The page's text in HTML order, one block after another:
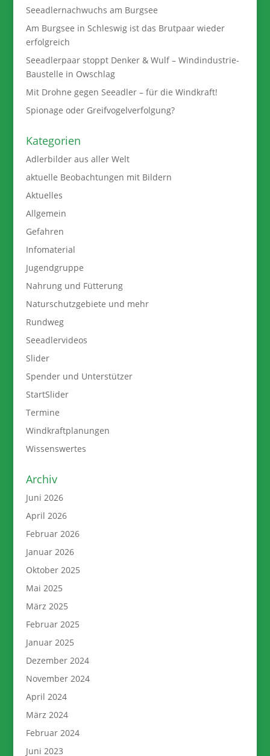
Seeadlernachwuchs am Burgsee
Am Burgsee in Schleswig ist das Brutpaar wieder
erfolgreich
Seeadlerpaar stoppt Denker & Wulf – Windindustrie-
Baustelle in Owschlag
Mit Drohne gegen Seeadler – für die Windkraft!
Spionage oder Greifvogelverfolgung?
Kategorien
Adlerbilder aus aller Welt
aktuelle Beobachtungen mit Bildern
Aktuelles
Allgemein
Gefahren
Infomaterial
Jugendgruppe
Nahrung und Fütterung
Naturschutzgebiete und mehr
Rundweg
Seeadlervideos
Slider
Spender und Unterstützer
StartSlider
Termine
Windkraftplanungen
Wissenswertes
Archiv
Juni 2026
April 2026
Februar 2026
Januar 2026
Oktober 2025
Mai 2025
März 2025
Februar 2025
Januar 2025
Dezember 2024
November 2024
April 2024
März 2024
Februar 2024
Juni 2023